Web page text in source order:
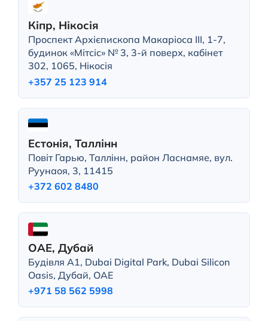
Кіпр, Нікосія
Проспект Архієпископа Макаріоса III, 1-7,
будинок «Мітсіс» № 3, 3-й поверх, кабінет
302, 1065, Нікосія
+357 25 123 914
Естонія, Таллінн
Повіт Гарью, Таллінн, район Ласнамяе, вул.
Руунаоя, 3, 11415
+372 602 8480
ОАЕ, Дубай
Будівля A1, Dubai Digital Park, Dubai Silicon
Oasis, Дубай, ОАЕ
+971 58 562 5998